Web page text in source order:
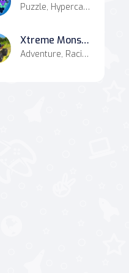
Puzzle, Hypercasual
Xtreme Monster Truck Offroad Racing Game
Adventure, Racing & Driving, Simulation